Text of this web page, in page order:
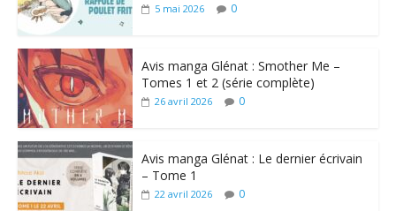
5 mai 2026 0
Avis manga Glénat : Smother Me –
Tomes 1 et 2 (série complète)
26 avril 2026 0
Avis manga Glénat : Le dernier écrivain
– Tome 1
22 avril 2026 0